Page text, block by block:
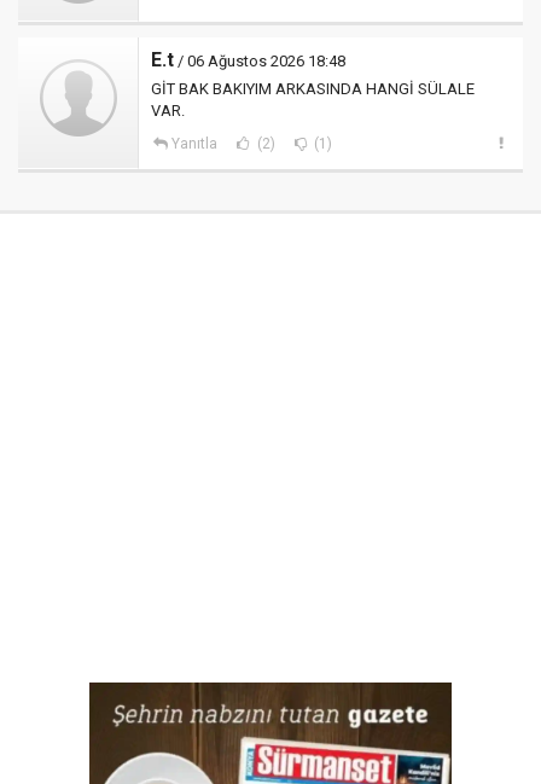
E.t / 06 Ağustos 2026 18:48
GİT BAK BAKIYIM ARKASINDA HANGİ SÜLALE
VAR.
Yanıtla (2) (1)